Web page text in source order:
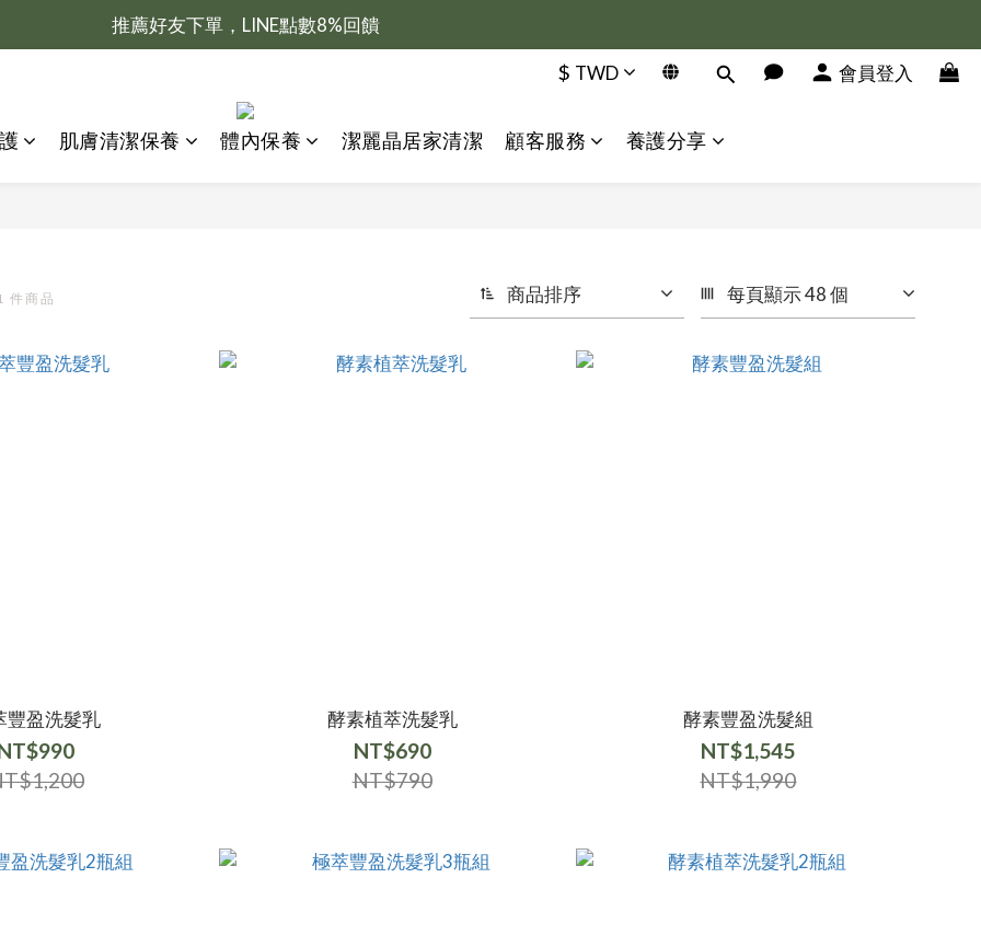
新會員加入送100元購物金
推薦好友下單，LINE點數8%回饋
$ TWD 會員登入
肌膚清潔保養 體內保養 潔麗晶居家清潔 顧客服務 養護分享
件商品 商品排序 每頁顯示 48 個
豐盈洗髮乳 酵素植萃洗髮乳
NT$690
NT$790
酵素豐盈洗髮組
NT$1,545
NT$1,990